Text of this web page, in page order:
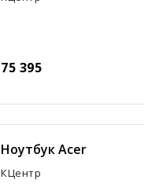
75 395
Ноутбук Acer
КЦентр